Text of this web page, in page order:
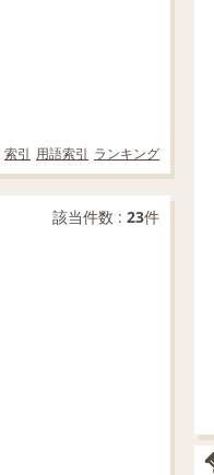
索引 用語索引 ランキング
該当件数 : 23件